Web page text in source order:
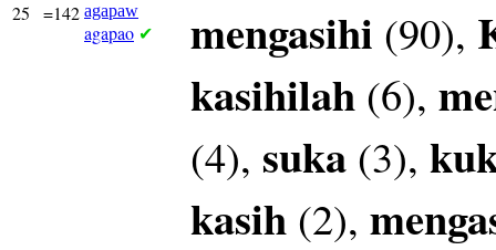
25 =142 agapaw
agapao ✔ mengasihi (90),
kasihilah (6),
(4), suka (3),
kasih (2),